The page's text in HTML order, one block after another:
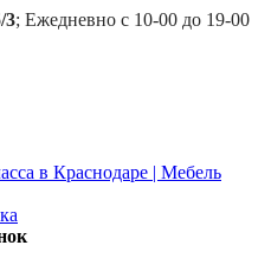
3; Ежедневно с 10-00 до 19-00